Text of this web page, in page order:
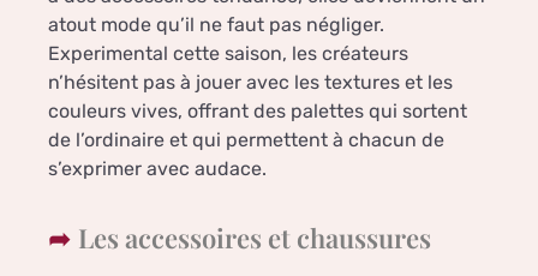
atout mode qu’il ne faut pas négliger.
Experimental cette saison, les créateurs
n’hésitent pas à jouer avec les textures et les
couleurs vives, offrant des palettes qui sortent
de l’ordinaire et qui permettent à chacun de
s’exprimer avec audace.
Les accessoires et chaussures